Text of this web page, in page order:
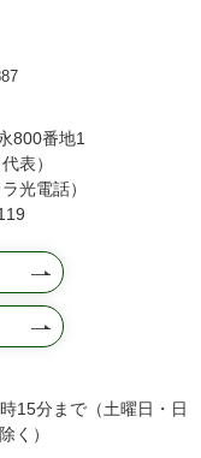
800番地1
代表）
ラ光電話）
15分まで（土曜日・日
く）